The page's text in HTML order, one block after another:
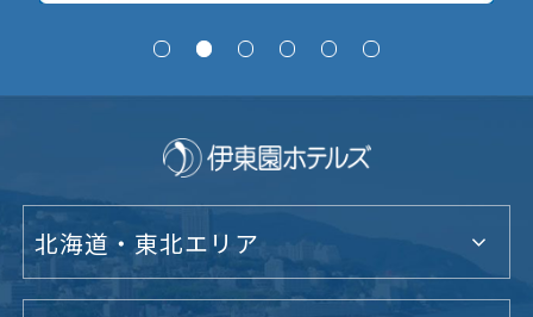
北海道・東北エリア